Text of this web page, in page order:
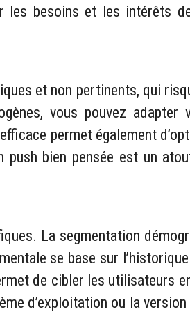
les besoins et les intérêts
et non pertinents, qui
vous pouvez
permet également
bien pensée est un
La segmentation
se base sur
de cibler les utilisateurs
d’exploitation ou la